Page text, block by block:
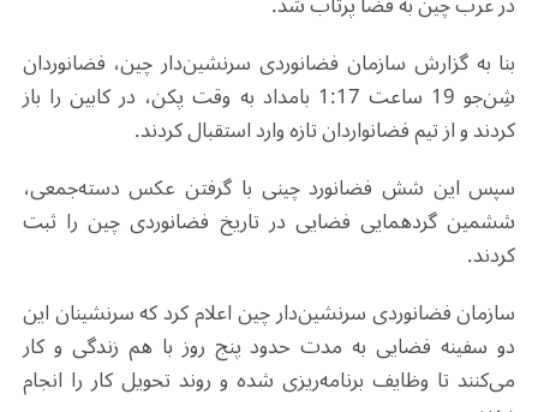
بنا به گزارش سازمان فضانوردی سرنشین‌دار چین، فضانوردان
شِن‌جو 19 ساعت 1:17 بامداد به وقت پکن، در کابین را باز
کردند و از تیم فضانواردان تازه وارد استقبال کردند.
سپس این شش فضانورد چینی با گرفتن عکس دسته‌جمعی،
ششمین گردهمایی فضایی در تاریخ فضانوردی چین را ثبت
کردند.
سازمان فضانوردی سرنشین‌دار چین اعلام کرد که سرنشینان این
دو سفینه فضایی به مدت حدود پنج روز با هم زندگی و کار
می‌کنند تا وظایف برنامه‌ریزی شده و روند تحویل کار را انجام